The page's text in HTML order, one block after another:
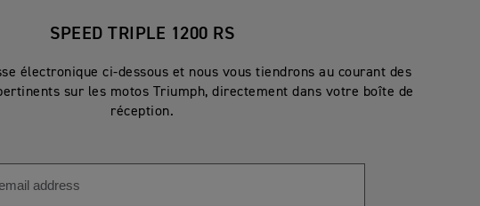
SPEED TRIPLE 1200 RS
électronique ci-dessous et nous vous tiendrons au courant des
sur les motos Triumph, directement dans votre boîte de
réception.